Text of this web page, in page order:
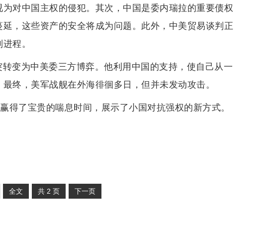
对中国主权的侵犯。其次，中国是委内瑞拉的重要债权
，这些资产的安全将成为问题。此外，中美贸易谈判正
程。
变为中美委三方博弈。他利用中国的支持，使自己从一
终，美军战舰在外海徘徊多日，但并未发动攻击。
得了宝贵的喘息时间，展示了小国对抗强权的新方式。
全文 共 2 页 下一页